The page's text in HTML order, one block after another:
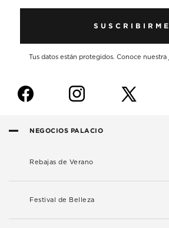
SUSCRIBIRME
Tus datos están protegidos. Conoce nuestra
f i
NEGOCIOS PALACIO
Rebajas de Verano
Festival de Belleza